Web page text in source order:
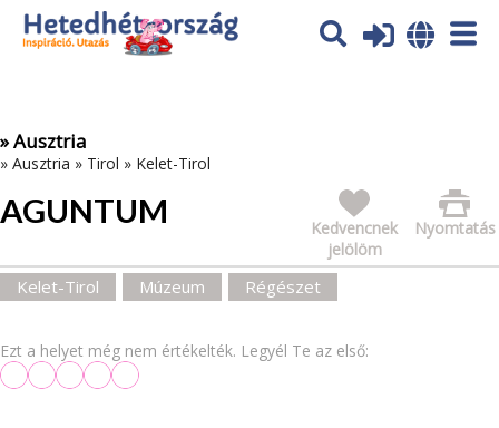
Az oldal sütiket (cookies) használ. További tájékoztatás itt:
Adatvédelmi tájékoztató
» Ausztria
» Ausztria » Tirol » Kelet-Tirol
AGUNTUM Nyomtatás
Kedvencnek
jelölöm
Kelet-Tirol Múzeum Régészet
Ezt a helyet még nem értékelték. Legyél Te az első: